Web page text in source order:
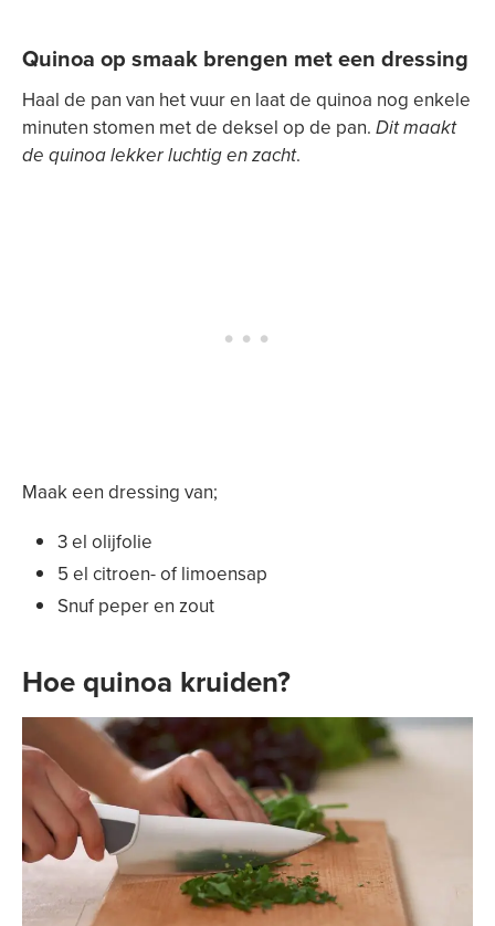
Quinoa op smaak brengen met een dressing
Haal de pan van het vuur en laat de quinoa nog enkele
minuten stomen met de deksel op de pan. Dit maakt
de quinoa lekker luchtig en zacht.
Maak een dressing van;
3 el olijfolie
5 el citroen- of limoensap
Snuf peper en zout
Hoe quinoa kruiden?